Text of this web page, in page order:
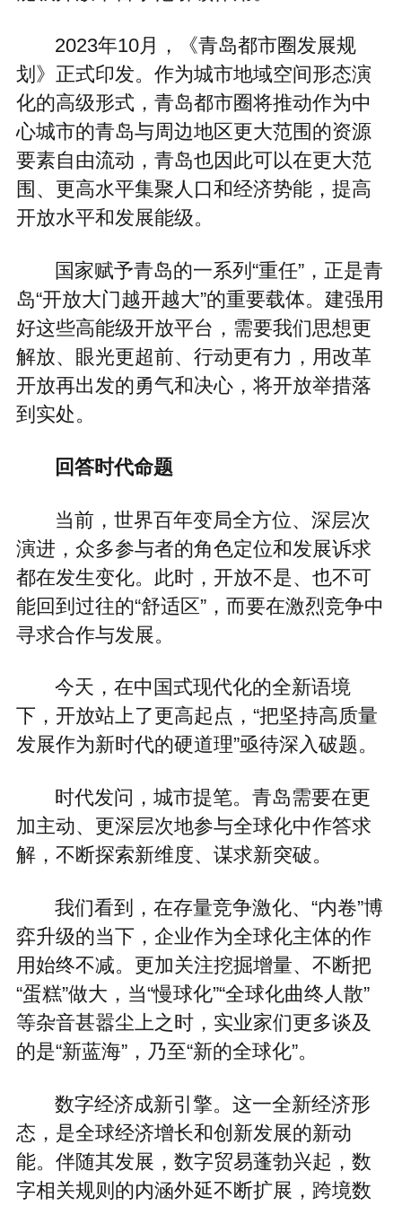
2023年10月，《青岛都市圈发展规
划》正式印发。作为城市地域空间形态演
化的高级形式，青岛都市圈将推动作为中
心城市的青岛与周边地区更大范围的资源
要素自由流动，青岛也因此可以在更大范
围、更高水平集聚人口和经济势能，提高
开放水平和发展能级。
国家赋予青岛的一系列“重任”，正是青
岛“开放大门越开越大”的重要载体。建强用
好这些高能级开放平台，需要我们思想更
解放、眼光更超前、行动更有力，用改革
开放再出发的勇气和决心，将开放举措落
到实处。
回答时代命题
当前，世界百年变局全方位、深层次
演进，众多参与者的角色定位和发展诉求
都在发生变化。此时，开放不是、也不可
能回到过往的“舒适区”，而要在激烈竞争中
寻求合作与发展。
今天，在中国式现代化的全新语境
下，开放站上了更高起点，“把坚持高质量
发展作为新时代的硬道理”亟待深入破题。
时代发问，城市提笔。青岛需要在更
加主动、更深层次地参与全球化中作答求
解，不断探索新维度、谋求新突破。
我们看到，在存量竞争激化、“内卷”博
弈升级的当下，企业作为全球化主体的作
用始终不减。更加关注挖掘增量、不断把
“蛋糕”做大，当“慢球化”“全球化曲终人散”
等杂音甚嚣尘上之时，实业家们更多谈及
的是“新蓝海”，乃至“新的全球化”。
数字经济成新引擎。这一全新经济形
态，是全球经济增长和创新发展的新动
能。伴随其发展，数字贸易蓬勃兴起，数
字相关规则的内涵外延不断扩展，跨境数